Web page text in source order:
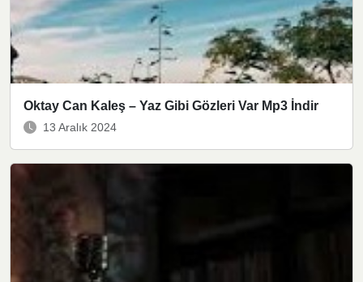
Oktay Can Kaleş – Yaz Gibi Gözleri Var Mp3 İndir
13 Aralık 2024